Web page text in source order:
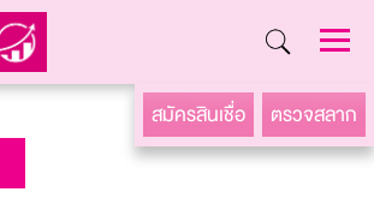
สมัครสินเชื่อ ตรวจสลาก